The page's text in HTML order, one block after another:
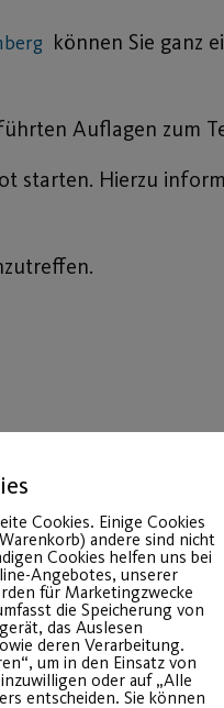
können Sie ganz
Auflagen zum
starten. Hierzu
22
Juli
Cookies. Einige Cookies
andere sind nicht
Cookies helfen uns bei
Angebotes, unserer
für Marketingzwecke
die Speicherung von
das Auslesen
deren Verarbeitung.
um in den Einsatz von
oder auf „Alle
entscheiden. Sie können